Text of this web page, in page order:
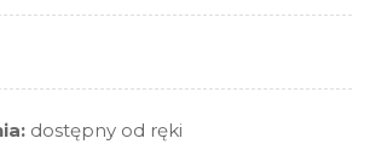
dostępny od ręki